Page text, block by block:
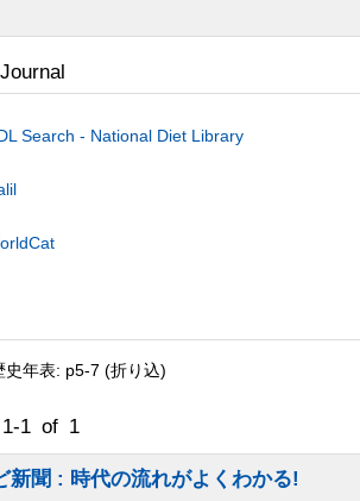
Search - National Diet Library
史年表: p5-7 (折り込)
1-1 of 1
新聞 : 時代の流れがよくわかる!